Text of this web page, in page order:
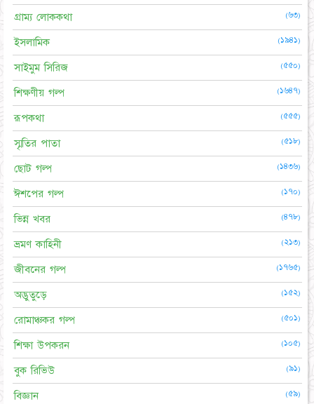
গ্রাম্য লোককথা (৬৩)
ইসলামিক (১৯৪১)
সাইমুম সিরিজ (৫৫০)
শিক্ষণীয় গল্প (১৬৪৭)
রূপকথা (৫৫৫)
স্মৃতির পাতা (৫১৮)
ছোট গল্প (১৪৩৬)
ঈশপের গল্প (১৭০)
ভিন্ন খবর (৪৭৮)
ভ্রমণ কাহিনী (২১৩)
জীবনের গল্প (১৭৬৫)
অদ্ভুতুড়ে (১৫২)
রোমাঞ্চকর গল্প (৫০১)
শিক্ষা উপকরন (১০৫)
বুক রিভিউ (৯১)
বিজ্ঞান (৫৯)